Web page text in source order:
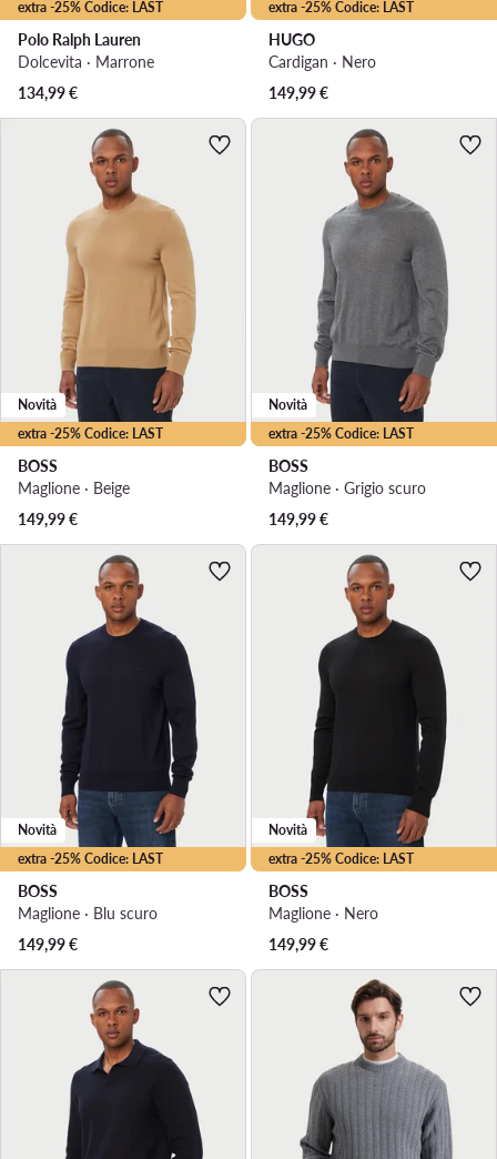
extra -25% Codice: LAST
Polo Ralph Lauren
Dolcevita · Marrone
134,99€
extra -25% Codice: LAST
HUGO
Cardigan · Nero
149,99€
extra -25% Codice: LAST
Novità
BOSS
Maglione · Beige
149,99€
extra -25% Codice: LAST
Novità
BOSS
Maglione · Grigio scuro
149,99€
extra -25% Codice: LAST
Novità
BOSS
Maglione · Blu scuro
149,99€
extra -25% Codice: LAST
Novità
BOSS
Maglione · Nero
149,99€